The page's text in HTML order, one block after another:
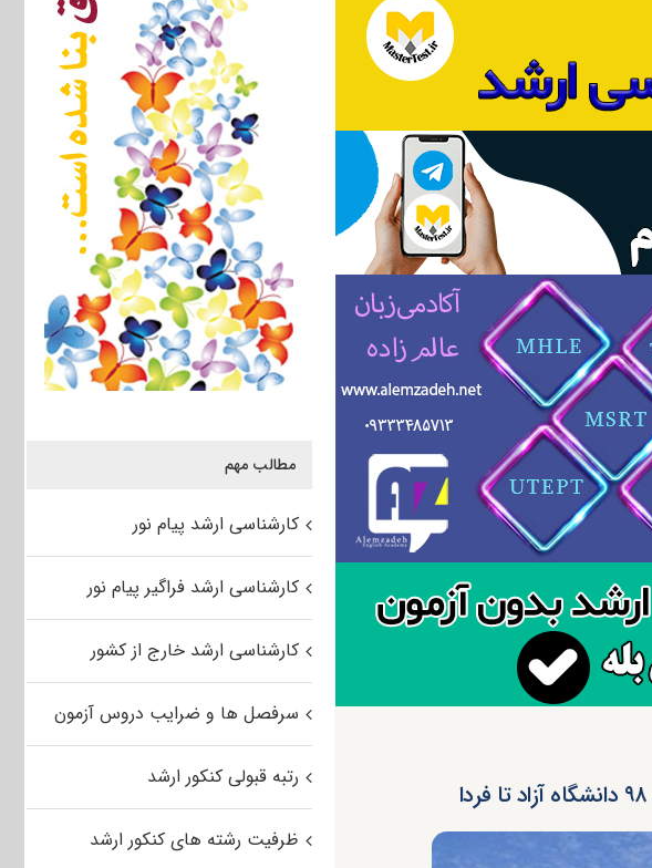
مطالب مهم
کارشناسی ارشد پیام نور
کارشناسی ارشد فراگیر پیام نور
کارشناسی ارشد خارج از کشور
سرفصل ها و ضرایب دروس آزمون
رتبه قبولی کنکور ارشد
ظرفیت رشته های کنکور ارشد